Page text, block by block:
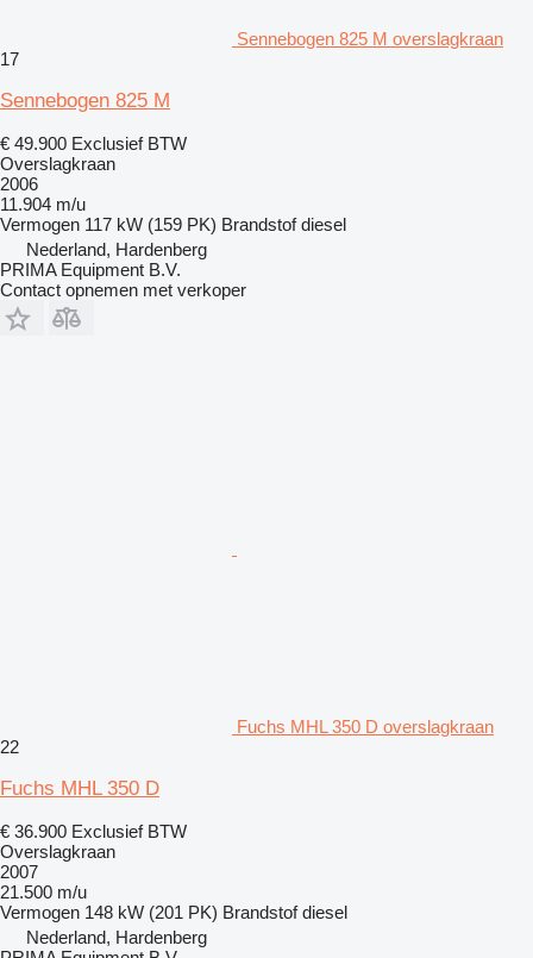
Sennebogen 825 M overslagkraan
17
Sennebogen 825 M
€ 49.900 Exclusief BTW
Overslagkraan
2006
11.904 m/u
Vermogen 117 kW (159 PK) Brandstof diesel
Nederland, Hardenberg
PRIMA Equipment B.V.
Contact opnemen met verkoper
Fuchs MHL 350 D overslagkraan
22
Fuchs MHL 350 D
€ 36.900 Exclusief BTW
Overslagkraan
2007
21.500 m/u
Vermogen 148 kW (201 PK) Brandstof diesel
Nederland, Hardenberg